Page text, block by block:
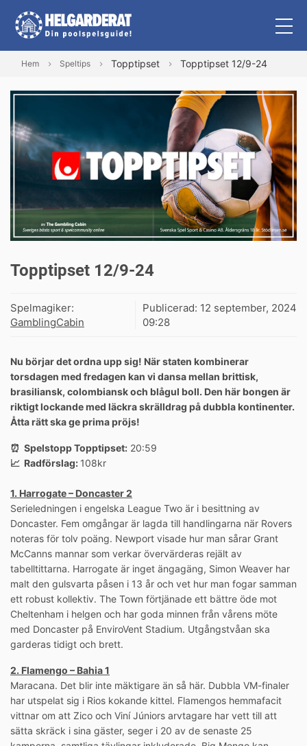
Hem Speltips Topptipset Topptipset 12/9-24
Topptipset 12/9-24
Spelmagiker:
GamblingCabin
Publicerad: 12 september, 2024
09:28
Nu börjar det ordna upp sig! När staten kombinerar
torsdagen med fredagen kan vi dansa mellan brittisk,
brasiliansk, colombiansk och blågul boll. Den här bongen är
riktigt lockande med läckra skrälldrag på dubbla kontinenter.
Åtta rätt ska ge prima pröjs!
⏰ Spelstopp Topptipset: 20:59
📈 Radförslag: 108kr
1. Harrogate – Doncaster 2
Serieledningen i engelska League Two är i besittning av
Doncaster. Fem omgångar är lagda till handlingarna när Rovers
noteras för tolv poäng. Newport visade hur man sårar Grant
McCanns mannar som verkar övervärderas rejält av
tabelltittarna. Harrogate är inget ängagäng, Simon Weaver har
malt den gulsvarta påsen i 13 år och vet hur man fogar samman
ett robust kollektiv. The Town förtjänade ett bättre öde mot
Cheltenham i helgen och har goda minnen från vårens möte
med Doncaster på EnviroVent Stadium. Utgångstvåan ska
garderas tidigt och brett.
2. Flamengo – Bahia 1
Maracana. Det blir inte mäktigare än så här. Dubbla VM-finaler
har utspelat sig i Rios kokande kittel. Flamengos hemmafacit
vittnar om att Zico och Viní Júniors arvtagare har vett till att
sätta skräck i sina gäster, seger i 20 av de senaste 25